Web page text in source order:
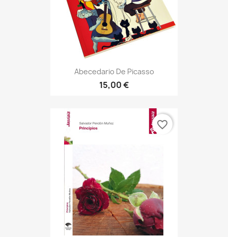
Abecedario De Picasso
15,00 €
favorite_border